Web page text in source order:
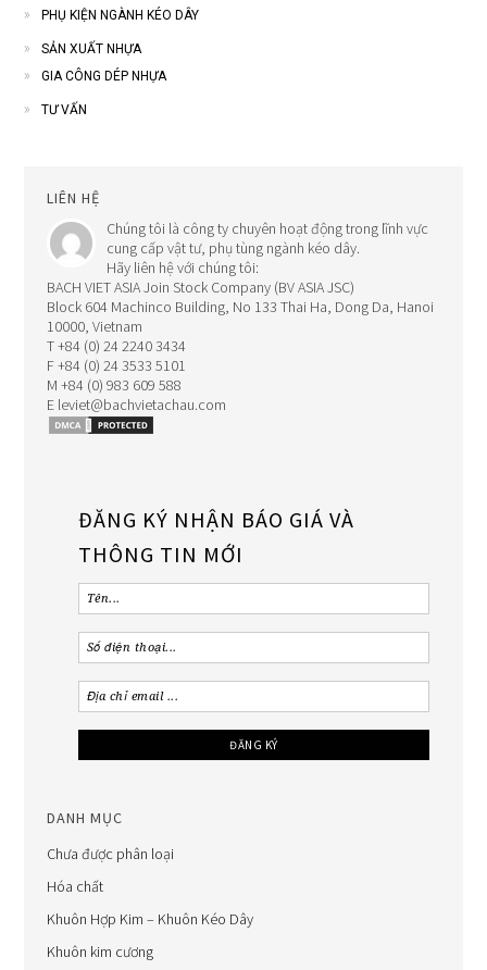
PHỤ KIỆN NGÀNH KÉO DÂY
SẢN XUẤT NHỰA
GIA CÔNG DÉP NHỰA
TƯ VẤN
LIÊN HỆ
Chúng tôi là công ty chuyên hoạt động trong lĩnh vực
cung cấp vật tư, phụ tùng ngành kéo dây.
Hãy liên hệ với chúng tôi:
BACH VIET ASIA Join Stock Company (BV ASIA JSC)
Block 604 Machinco Building, No 133 Thai Ha, Dong Da, Hanoi
10000, Vietnam
T +84 (0) 24 2240 3434
F +84 (0) 24 3533 5101
M +84 (0) 983 609 588
E leviet@bachvietachau.com
ĐĂNG KÝ NHẬN BÁO GIÁ VÀ
THÔNG TIN MỚI
DANH MỤC
Chưa được phân loại
Hóa chất
Khuôn Hợp Kim – Khuôn Kéo Dây
Khuôn kim cương